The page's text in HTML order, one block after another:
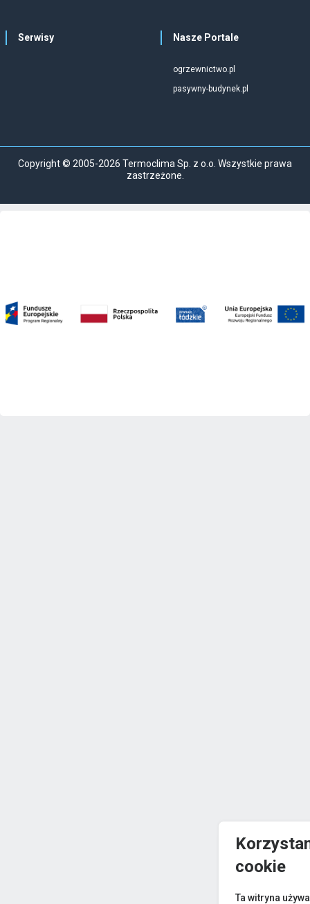
Serwisy Nasze Portale
ogrzewnictwo.pl
pasywny-budynek.pl
Copyright © 2005-2026 Termoclima Sp. z o.o. Wszystkie prawa
zastrzeżone.
cookie
Ta witryna